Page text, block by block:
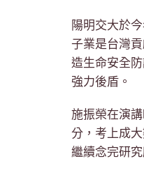
陽明交大於
子業是台灣
造生命安全
強力後盾。
施振榮在演
分，考上成
繼續念完研